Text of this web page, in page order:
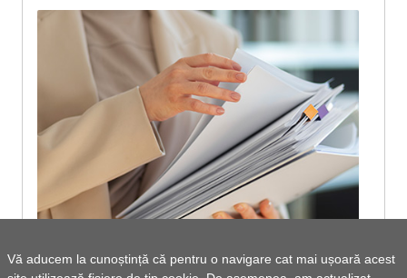
Vă aducem la cunoștință că pentru o navigare cat mai ușoară acest